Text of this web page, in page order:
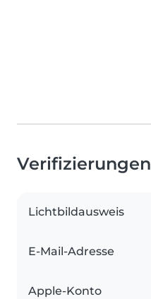
Verifizierungen
Lichtbildausweis
E-Mail-Adresse
Apple-Konto